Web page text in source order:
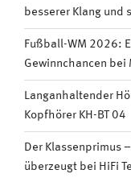
besserer Klang und
Fußball-WM 2026:
Gewinnchancen bei
Langanhaltender
Kopfhörer KH-BT 04
Der Klassenprimus
überzeugt bei HiFi